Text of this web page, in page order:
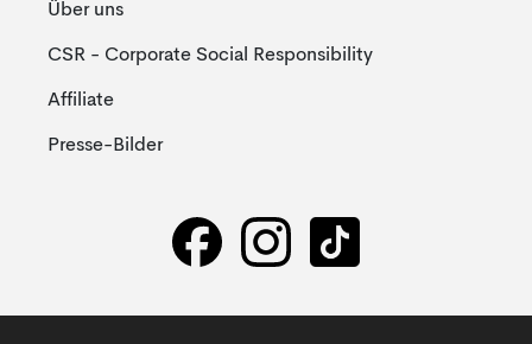
Über uns
CSR - Corporate Social Responsibility
Affiliate
Presse-Bilder